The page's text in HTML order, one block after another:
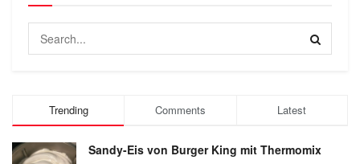
Trending Comments Latest
Sandy-Eis von Burger King mit Thermomix